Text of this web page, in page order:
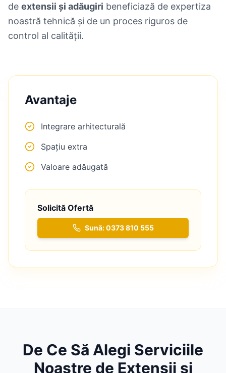
de extensii și adăugiri beneficiază de expertiza
noastră tehnică și de un proces riguros de
control al calității.
Avantaje
Integrare arhitecturală
Spațiu extra
Valoare adăugată
Solicită Ofertă
Sună: 0373 810 555
De Ce Să Alegi Serviciile
Noastre de Extensii și